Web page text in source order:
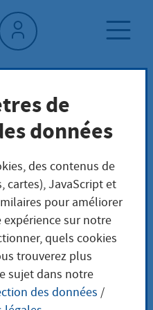
et appels d'offres
zusätzlich zu der
Zeitung die
der Kreisstadt
und Bürger.
de
données
des contenus de
cartes), JavaScript et
pour améliorer
sur notre
quels cookies
trouverez plus
sujet dans notre
des données /